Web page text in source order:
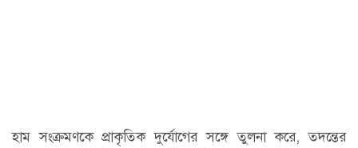
হাম সংক্রমণকে প্রাকৃতিক দুর্যোগের সঙ্গে তুলনা করে, তদন্তের